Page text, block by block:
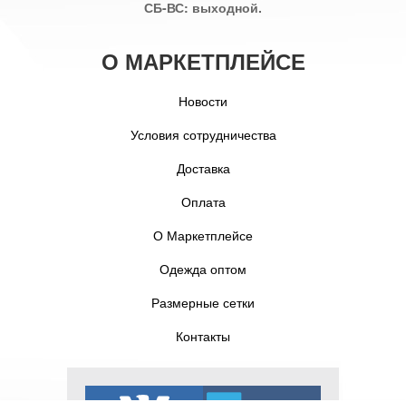
СБ-ВС: выходной.
О МАРКЕТПЛЕЙСЕ
Новости
Условия сотрудничества
Доставка
Оплата
О Маркетплейсе
Одежда оптом
Размерные сетки
Контакты